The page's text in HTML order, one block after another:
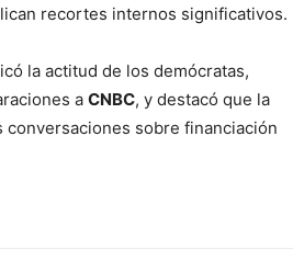
recortes internos significativos.
la actitud de los demócratas,
a CNBC, y destacó que la
sobre financiación